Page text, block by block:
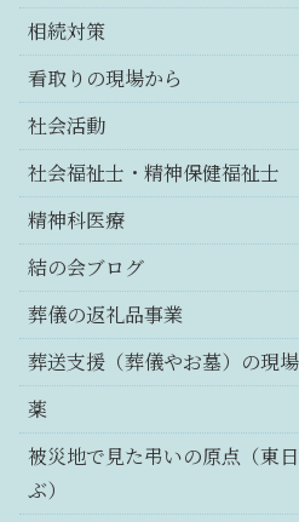
相続対策
看取りの現場から
社会活動
社会福祉士・精神保健福祉士
精神科医療
結の会ブログ
葬儀の返礼品事業
葬送支援（葬儀やお墓）の現
薬
被災地で見た弔いの原点（東
ぶ）